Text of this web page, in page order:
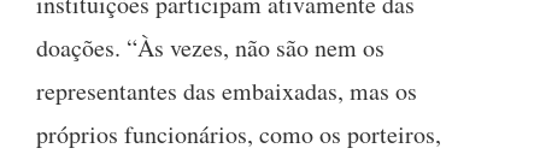
doações. “Às vezes, não são nem os
representantes das embaixadas, mas os
próprios funcionários, como os porteiros,